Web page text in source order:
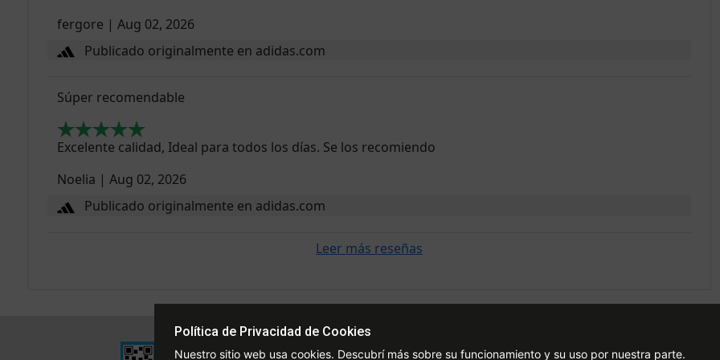
fergore | Aug 02, 2026
Publicado originalmente en adidas.com
Súper recomendable
Excelente calidad, Ideal para todos los días. Se los recomiendo
Noelia | Aug 02, 2026
Publicado originalmente en adidas.com
Leer más reseñas
Institucional Ayuda Redes Sociales
Política de Privacidad de Cookies
Nuestro sitio web usa cookies. Descubrí más sobre su funcionamiento y su uso por nuestra parte.